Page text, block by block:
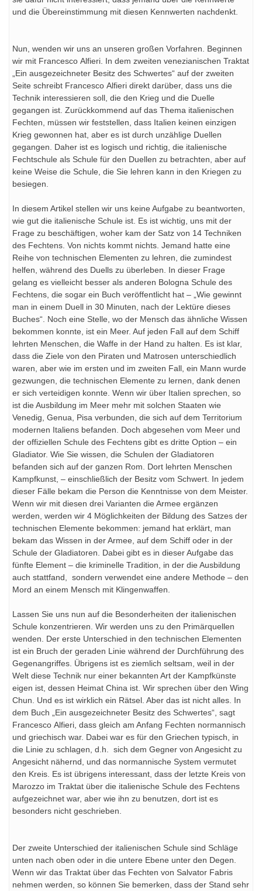
und die Übereinstimmung mit diesen Kennwerten nachdenkt.
Nun, wenden wir uns an unseren großen Vorfahren. Beginnen
wir mit Francesco Alfieri. In dem zweiten venezianischen Traktat
„Ein ausgezeichneter Besitz des Schwertes“ auf der zweiten
Seite schreibt Francesco Alfieri direkt darüber, dass uns die
Technik interessieren soll, die den Krieg und die Duelle
gegangen ist. Zurückkommend auf das Thema italienischen
Fechten, müssen wir feststellen, dass Italien keinen einzigen
Krieg gewonnen hat, aber es ist durch unzählige Duellen
gegangen. Daher ist es logisch und richtig, die italienische
Fechtschule als Schule für den Duellen zu betrachten, aber auf
keine Weise die Schule, die Sie lehren kann in den Kriegen zu
besiegen.
In diesem Artikel stellen wir uns keine Aufgabe zu beantworten,
wie gut die italienische Schule ist. Es ist wichtig, uns mit der
Frage zu beschäftigen, woher kam der Satz von 14 Techniken
des Fechtens. Von nichts kommt nichts. Jemand hatte eine
Reihe von technischen Elementen zu lehren, die zumindest
helfen, während des Duells zu überleben. In dieser Frage
gelang es vielleicht besser als anderen Bologna Schule des
Fechtens, die sogar ein Buch veröffentlicht hat – „Wie gewinnt
man in einem Duell in 30 Minuten, nach der Lektüre dieses
Buches“. Noch eine Stelle, wo der Mensch das ähnliche Wissen
bekommen konnte, ist ein Meer. Auf jeden Fall auf dem Schiff
lehrten Menschen, die Waffe in der Hand zu halten. Es ist klar,
dass die Ziele von den Piraten und Matrosen unterschiedlich
waren, aber wie im ersten und im zweiten Fall, ein Mann wurde
gezwungen, die technischen Elemente zu lernen, dank denen
er sich verteidigen konnte. Wenn wir über Italien sprechen, so
ist die Ausbildung im Meer mehr mit solchen Staaten wie
Venedig, Genua, Pisa verbunden, die sich auf dem Territorium
modernen Italiens befanden. Doch abgesehen vom Meer und
der offiziellen Schule des Fechtens gibt es dritte Option – ein
Gladiator. Wie Sie wissen, die Schulen der Gladiatoren
befanden sich auf der ganzen Rom. Dort lehrten Menschen
Kampfkunst, – einschließlich der Besitz vom Schwert. In jedem
dieser Fälle bekam die Person die Kenntnisse von dem Meister.
Wenn wir mit diesen drei Varianten die Armee ergänzen
werden, werden wir 4 Möglichkeiten der Bildung des Satzes der
technischen Elemente bekommen: jemand hat erklärt, man
bekam das Wissen in der Armee, auf dem Schiff oder in der
Schule der Gladiatoren. Dabei gibt es in dieser Aufgabe das
fünfte Element – die kriminelle Tradition, in der die Ausbildung
auch stattfand, sondern verwendet eine andere Methode – den
Mord an einem Mensch mit Klingenwaffen.
Lassen Sie uns nun auf die Besonderheiten der italienischen
Schule konzentrieren. Wir werden uns zu den Primärquellen
wenden. Der erste Unterschied in den technischen Elementen
ist ein Bruch der geraden Linie während der Durchführung des
Gegenangriffes. Übrigens ist es ziemlich seltsam, weil in der
Welt diese Technik nur einer bekannten Art der Kampfkünste
eigen ist, dessen Heimat China ist. Wir sprechen über den Wing
Chun. Und es ist wirklich ein Rätsel. Aber das ist nicht alles. In
dem Buch „Ein ausgezeichneter Besitz des Schwertes“, sagt
Francesco Alfieri, dass gleich am Anfang Fechten normannisch
und griechisch war. Dabei war es für den Griechen typisch, in
die Linie zu schlagen, d.h. sich dem Gegner von Angesicht zu
Angesicht nähernd, und das normannische System vermutet
den Kreis. Es ist übrigens interessant, dass der letzte Kreis von
Marozzo im Traktat über die italienische Schule des Fechtens
aufgezeichnet war, aber wie ihn zu benutzen, dort ist es
besonders nicht geschrieben.
Der zweite Unterschied der italienischen Schule sind Schläge
unten nach oben oder in die untere Ebene unter den Degen.
Wenn wir das Traktat über das Fechten von Salvator Fabris
nehmen werden, so können Sie bemerken, dass der Stand sehr